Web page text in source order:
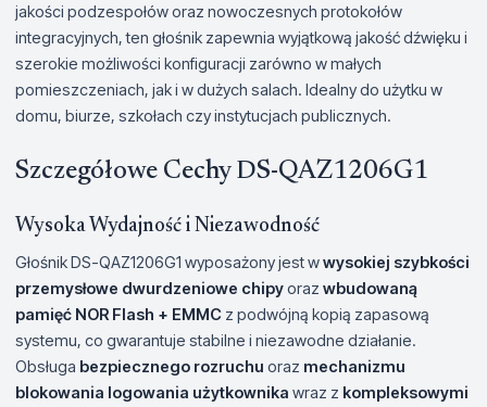
jakości podzespołów oraz nowoczesnych protokołów
integracyjnych, ten głośnik zapewnia wyjątkową jakość dźwięku i
szerokie możliwości konfiguracji zarówno w małych
pomieszczeniach, jak i w dużych salach. Idealny do użytku w
domu, biurze, szkołach czy instytucjach publicznych.
Szczegółowe Cechy DS-QAZ1206G1
Wysoka Wydajność i Niezawodność
Głośnik DS-QAZ1206G1 wyposażony jest wwysokiej szybkości
przemysłowe dwurdzeniowe chipyoraz wbudowaną
pamięć NOR Flash + EMMC z podwójną kopią zapasową
systemu, co gwarantuje stabilne i niezawodne działanie.
Obsługa bezpiecznego rozruchu oraz mechanizmu
blokowania logowania użytkownika wraz z kompleksowymi